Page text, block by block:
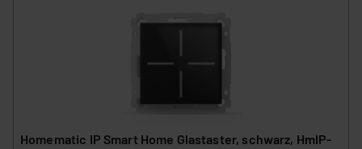
Homematic IP Smart Home Glastaster, schwarz, HmIP-